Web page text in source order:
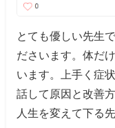
とても優しい先生
ださいます。体だ
います。上手く症
話して原因と改善
人生を変えて下る